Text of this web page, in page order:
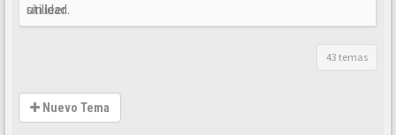
utilidad.
43 temas
Nuevo Tema